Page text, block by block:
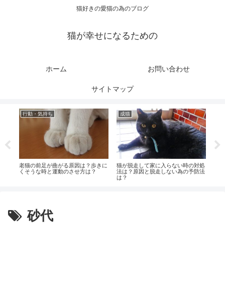
猫好きの愛猫の為のブログ
猫が幸せになるための
ホーム お問い合わせ
サイトマップ
行動・気持ち
老猫の前足が曲がる原因は？歩きに
くそうな時と運動のさせ方は？
成猫
猫が脱走して家に入らない時の対処
法は？原因と脱走しない為の予防法
は？
砂代